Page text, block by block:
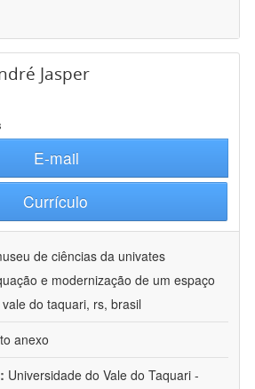
Jasper
E-mail
Currículo
de ciências da univates
e modernização de um espaço
do taquari, rs, brasil
anexo
Universidade do Vale do Taquari -